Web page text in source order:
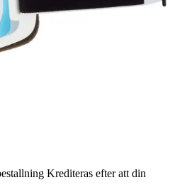
Krediteras efter att din